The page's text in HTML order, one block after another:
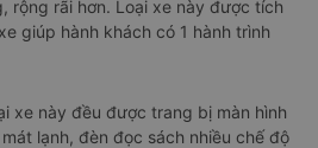
rộng rãi hơn. Loại xe này được tích
giúp hành khách có 1 hành trình
xe này đều được trang bị màn hình
lạnh, đèn đọc sách nhiều chế độ